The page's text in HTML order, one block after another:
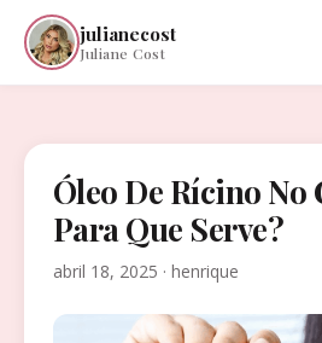
julianecost
Juliane Cost
Óleo De Rícino No
Para Que Serve?
abril 18, 2025 · henrique